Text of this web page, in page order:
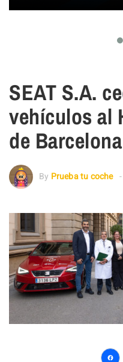
SEAT S.A.
vehículos al
de Barcelona
By Prueba tu coche